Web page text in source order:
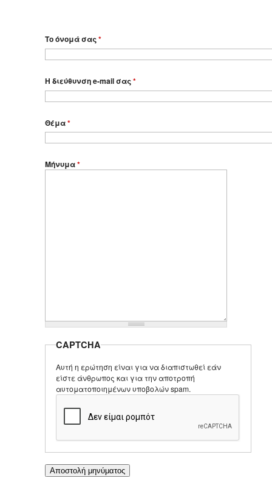
Το όνομά σας*
Η διεύθυνση e-mail σας*
Θέμα*
Μήνυμα*
CAPTCHA
Αυτή η ερώτηση είναι για να διαπιστωθεί εάν
είστε άνθρωπος και για την αποτροπή
αυτοματοποιημένων υποβολών spam.